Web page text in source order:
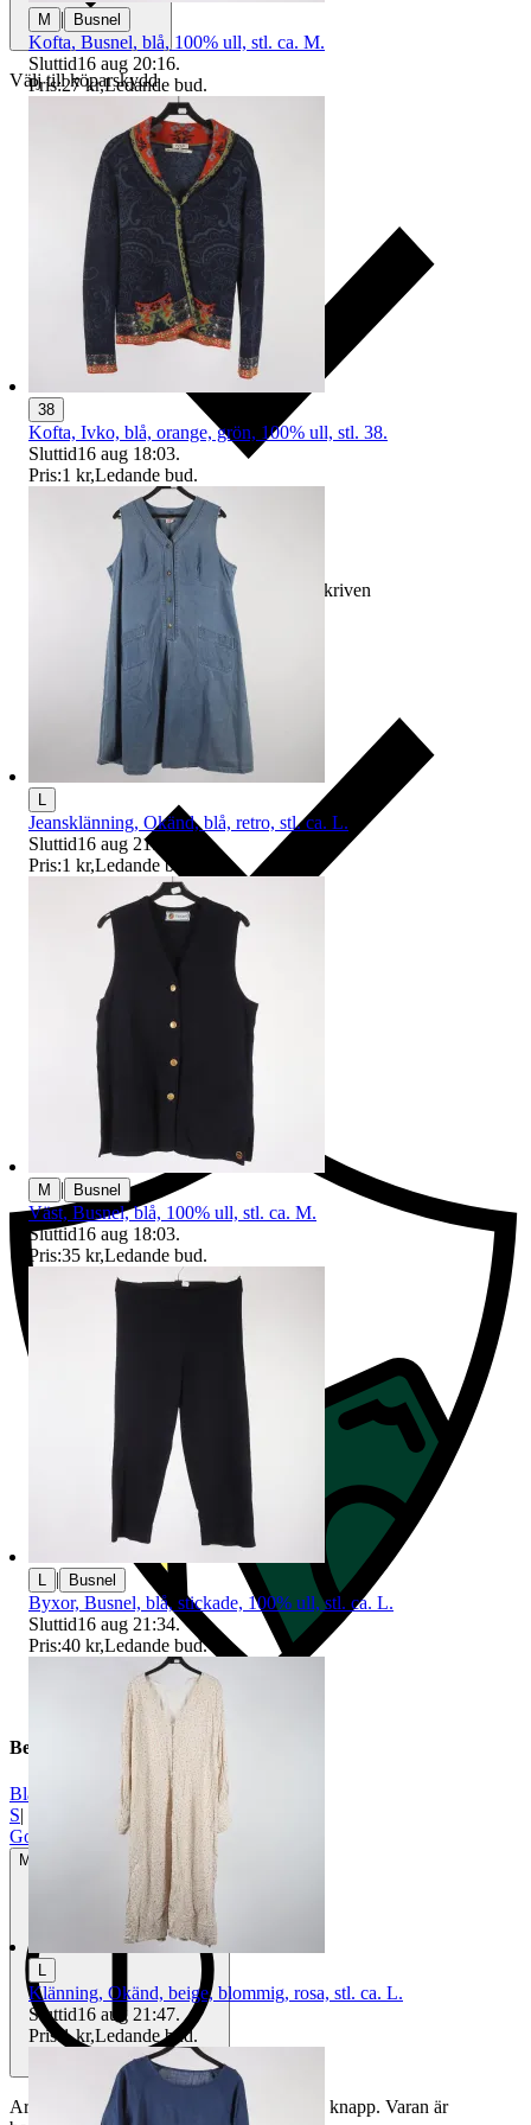
Välj till köparskydd
Ersättning om varan inte är som beskriven
Ersättning om du inte får din vara
Beskrivning
Blå
S|
Gott använt skick
Mindre tecken på användning
Armhåla till armhåla ca. 50 cm. Saknas en knapp. Varan är
M | Busnel
Kofta, Busnel, blå, 100% ull, stl. ca. M.
Sluttid16 aug 20:16.
Pris:27 kr,Ledande bud.
38
Kofta, Ivko, blå, orange, grön, 100% ull, stl. 38.
Sluttid16 aug 18:03.
Pris:1 kr,Ledande bud.
Jeansklänning, Okänd, blå, retro, stl. ca. L.
Sluttid16 aug 21:41
Pris:1 kr,Ledande bud
M | Busnel
Väst, Busnel, blå, 100% ull, stl. ca. M.
Sluttid16 aug 18:03.
Pris:35 kr,Ledande bud.
| Busnel
Byxor, Busnel, blå, stickade, 100% ull, stl. ca. L.
Sluttid16 aug 21:34.
Pris:40 kr,Ledande bud.
Klänning, Okänd, beige, blommig, rosa, stl. ca. L.
Sluttid16 aug 21:47.
Pris:1 kr,Ledande bud.